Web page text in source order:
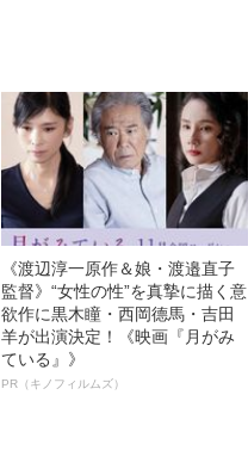
《渡辺淳一原作＆娘・渡邉直子
監督》“女性の性”を真摯に描く意
欲作に黒木瞳・西岡德馬・吉田
羊が出演決定！《映画『月がみ
ている』》
PR（キノフィルムズ）